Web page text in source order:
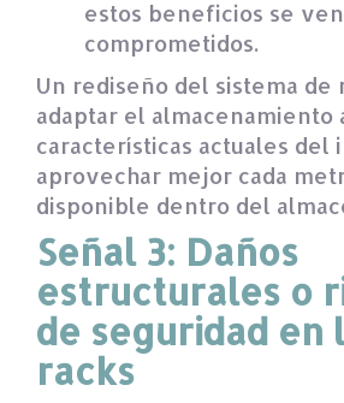
estos beneficios se ven
comprometidos.
Un rediseño del sistema de
adaptar el almacenamiento
características actuales del
aprovechar mejor cada
disponible dentro del
Señal 3: Daños
estructurales o
de seguridad en
racks